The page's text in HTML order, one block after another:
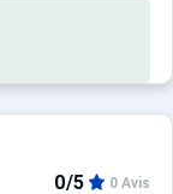
0/5 0 Avis